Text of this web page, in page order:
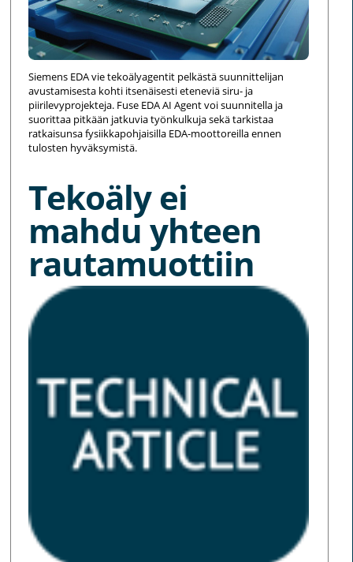
Siemens EDA vie tekoälyagentit pelkästä suunnittelijan
avustamisesta kohti itsenäisesti eteneviä siru- ja
piirilevyprojekteja. Fuse EDA AI Agent voi suunnitella ja
suorittaa pitkään jatkuvia työnkulkuja sekä tarkistaa
ratkaisunsa fysiikkapohjaisilla EDA-moottoreilla ennen
tulosten hyväksymistä.
Tekoäly ei
mahdu yhteen
rautamuottiin